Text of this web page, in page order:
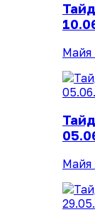
Майя
Майя